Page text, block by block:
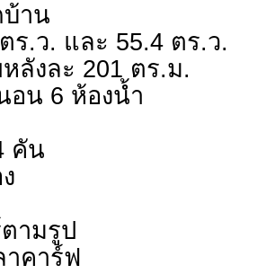
บ้าน
ร.ว. และ 55.4 ตร.ว.
ลังละ 201 ตร.ม.
อน 6 ห้องน้ำ
คัน
ตามรูป
าคาร์ฟ